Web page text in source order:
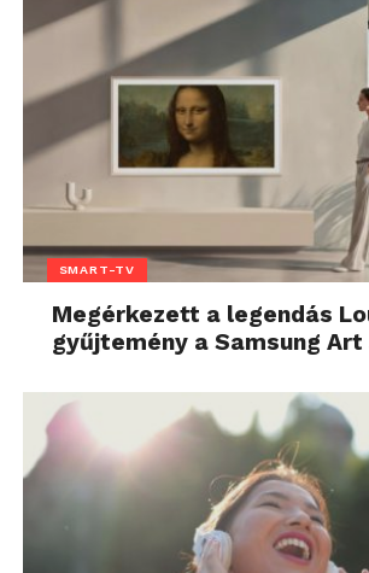
SMART-TV
Megérkezett a legendás
gyűjtemény a Samsung